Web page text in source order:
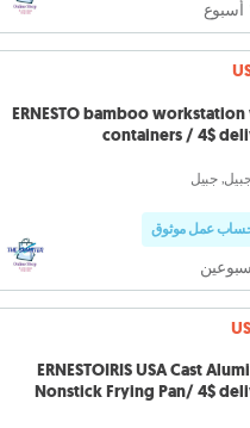
ERNESTO bamboo
containers / 4$
جبيل
عمل موثوق
ERNESTOIRIS USA Cast
Nonstick Frying Pan/ 4$